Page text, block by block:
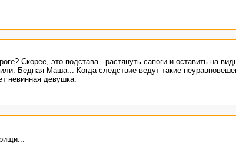
Скорее, это подстава - растянуть сапоги и оставить на
Бедная Маша... Когда следствие ведут такие
невинная девушка.